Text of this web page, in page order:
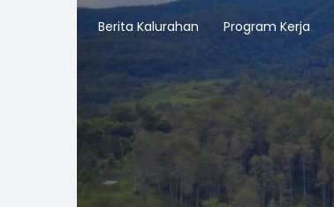
Berita Kalurahan Program Kerja